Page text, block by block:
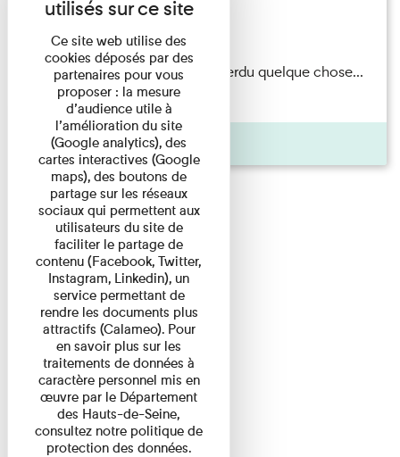
Exposition permanente
Du 15/08/2026 au 15/08/2026
Il semblerait qu’Albert Kahn a perdu quelque chose...
Accompagnés d’une ...
Agenda
Ce site web utilise des
cookies déposés par des
partenaires pour vous
proposer : la mesure
d’audience utile à
l’amélioration du site
(Google analytics), des
cartes interactives (Google
maps), des boutons de
partage sur les réseaux
sociaux qui permettent aux
utilisateurs du site de
faciliter le partage de
contenu (Facebook, Twitter,
Instagram, Linkedin), un
service permettant de
rendre les documents plus
attractifs (Calameo). Pour
en savoir plus sur les
traitements de données à
caractère personnel mis en
œuvre par le Département
des Hauts-de-Seine,
consultez notre politique de
protection des données.